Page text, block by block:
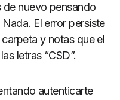
nuevo pensando
El error persiste
y notas que el
letras “CSD”.
autenticarte